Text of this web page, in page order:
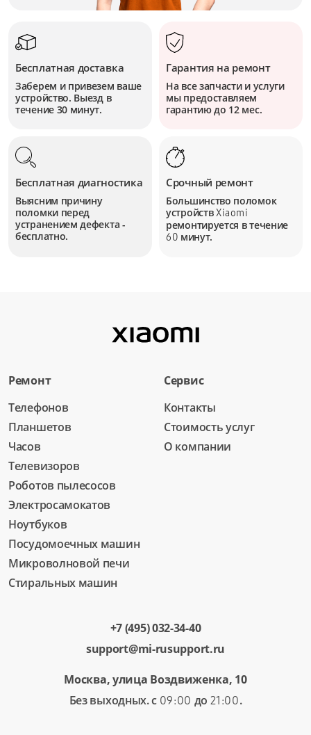
Бесплатная доставка
Заберем и привезем ваше
устройство. Выезд в
течение 30 минут.
Гарантия на ремонт
На все запчасти и услуги
мы предоставляем
гарантию до 12 мес.
Бесплатная диагностика
Выясним причину
поломки перед
устранением дефекта -
бесплатно.
Срочный ремонт
Большинство поломок
устройствXiaomi
ремонтируется в течение
60 минут.
Ремонт
Телефонов
Планшетов
Часов
Телевизоров
Роботов пылесосов
Электросамокатов
Ноутбуков
Посудомоечных машин
Микроволновой печи
Стиральных машин
Сервис
Контакты
Стоимость услуг
О компании
+7 (495) 032-34-40
support@mi-rusupport.ru
Москва, улица Воздвиженка, 10
Без выходных. с 09:00 до 21:00.